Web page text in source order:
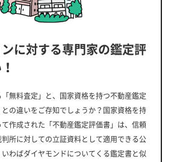
に対する専門家の鑑定評
無料査定」と、国家資格を持つ不動産鑑定
の違いをご存知でしょうか？国家資格を持
作成された「不動産鑑定評価書」は、信頼
所に対しての立証資料として適用できる公
わばダイヤモンドについてくる鑑定書と似